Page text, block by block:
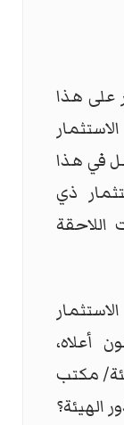
على هذا
في هذا
ذي
اللاحقة
أعلاه،
مكتب
الهيئة؟